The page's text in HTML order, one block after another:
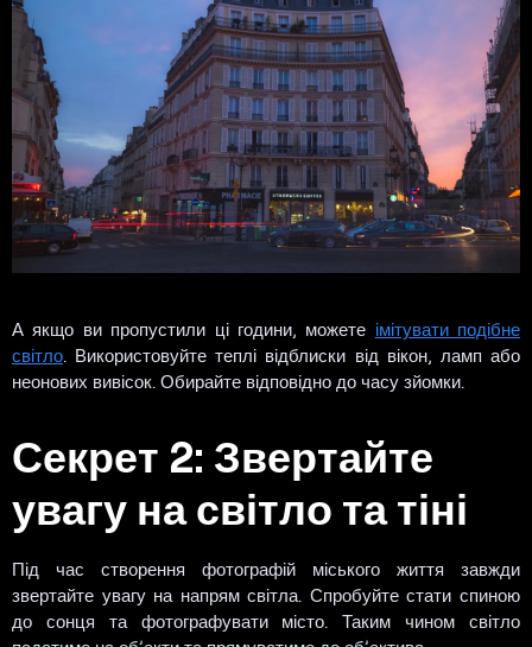
А якщо ви пропустили ці години, можете імітувати подібне
світло. Використовуйте теплі відблиски від вікон, ламп або
неонових вивісок. Обирайте відповідно до часу зйомки.
Секрет 2: Звертайте
увагу на світло та тіні
Під час створення фотографій міського життя завжди
звертайте увагу на напрям світла. Спробуйте стати спиною
до сонця та фотографувати місто. Таким чином світло